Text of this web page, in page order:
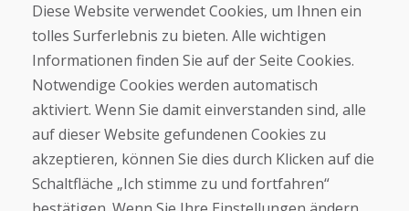
Kontakt
Kaufen
E-Shop
Geschäftsbedingungen
Zahlung
Beschwerde
Rückgabe und Umtausch von Waren
Diese Website verwendet Cookies, um Ihnen ein
tolles Surferlebnis zu bieten. Alle wichtigen
Informationen finden Sie auf der Seite Cookies.
Notwendige Cookies werden automatisch
aktiviert. Wenn Sie damit einverstanden sind, alle
auf dieser Website gefundenen Cookies zu
akzeptieren, können Sie dies durch Klicken auf die
Schaltfläche „Ich stimme zu und fortfahren“